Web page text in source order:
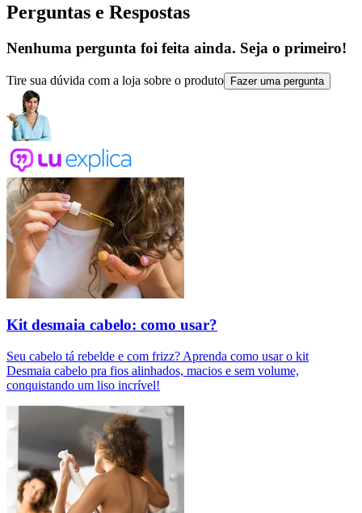
Perguntas e Respostas
Nenhuma pergunta foi feita ainda. Seja o primeiro!
Tire sua dúvida com a loja sobre o produto Fazer uma pergunta
Kit desmaia cabelo: como usar?
Seu cabelo tá rebelde e com frizz? Aprenda como usar o kit
Desmaia cabelo pra fios alinhados, macios e sem volume,
conquistando um liso incrível!